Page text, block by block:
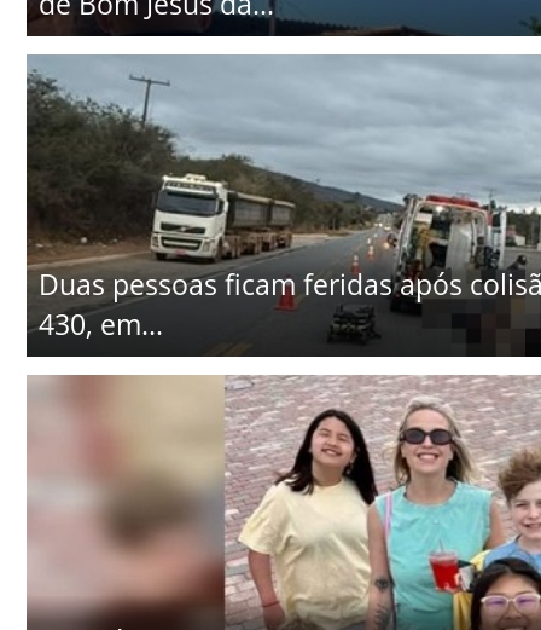
Duas pessoas ficam feridas após
430, em...